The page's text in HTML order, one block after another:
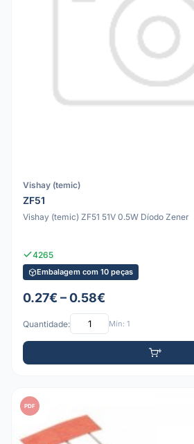
Vishay (temic)
ZF51
Vishay (temic) ZF51 51V 0.5W Díodo Zener
4265
Embalagem com 10 peças
0.27€ – 0.58€
Quantidade: Mín: 1
PDF